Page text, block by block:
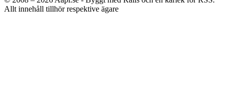
Allt innehåll tillhör respektive ägare